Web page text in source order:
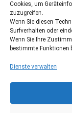
Cookies, um
zuzugreifen.
Wenn Sie diesen
Surfverhalten oder
Wenn Sie Ihre
bestimmte Funktionen
Dienste verwalten